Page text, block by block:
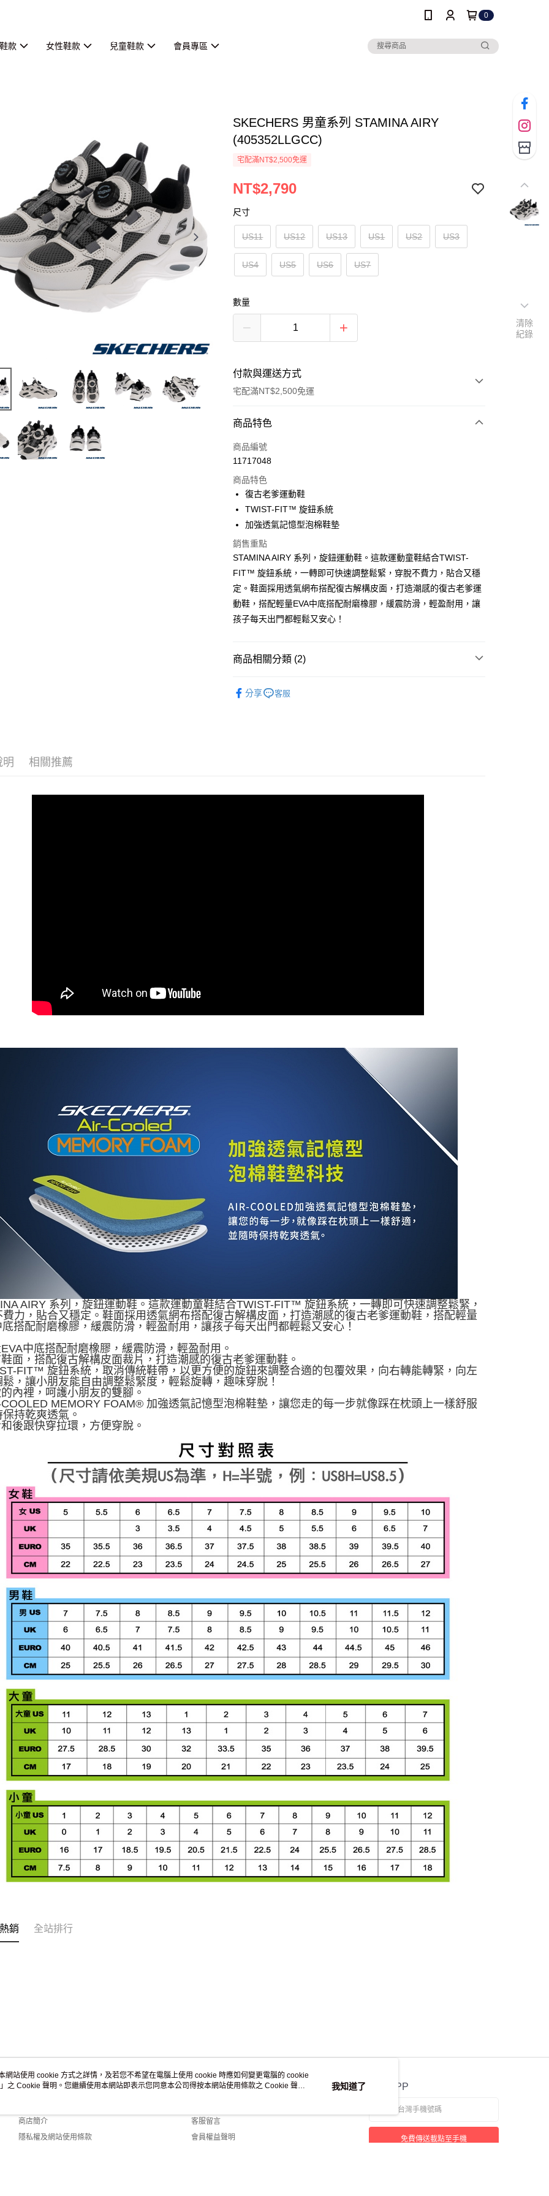
0
款 女性鞋款 兒童鞋款 會員專區
SKECHERS 男童系列 STAMINA AIRY
(405352LLGCC)
宅配滿NT$2,500免運
NT$2,790
尺寸
US11 US12 US13 US1 US2 US3
US4 US5 US6 US7
數量
付款與運送方式
宅配滿NT$2,500免運
付款方式
信用卡一次付款
大哥付你分期
相關說明
1.本服務由台灣大哥大提供，台灣大哥大用戶可立即使用無須另外申請。
2.付款方式選擇「大哥付你分期」，訂單成立後會自動跳轉到大哥付的交易
流程，驗證手機門號後，選擇欲分期的期數、繳款截止日，確認付款後即
完成交易。
3.實際核准額度、可分期數及費用金額請依後續交易確認頁面所載為準。
4.訂單成立30分鐘內，如未前往確認交易或遇審核未通過，訂單將自動取
消。如遇「轉專審核」未通過狀況，表示未達大哥付你分期系統評分，恕
無法說明評估內容。
【繳款方式說明】
帳／街口支付／iPASS MONEY」等通路繳費。
1.本服務係由「台灣大哥大股份有限公司」（以下簡稱本公司）所提供，讓
ATM付款
宅配
每筆NT$100，滿NT$2,500(含以上)免運費
商品特色
商品編號
11717048
商品特色
復古老爹運動鞋
TWIST-FIT™ 旋鈕系統
加強透氣記憶型泡棉鞋墊
銷售重點
STAMINA AIRY 系列，旋鈕運動鞋。這款運動童鞋結合TWIST-
FIT™ 旋鈕系統，一轉即可快速調整鬆緊，穿脫不費力，貼合又穩
定。鞋面採用透氣網布搭配復古解構皮面，打造潮感的復古老爹運
動鞋，搭配輕量EVA中底搭配耐磨橡膠，緩震防滑，輕盈耐用，讓
孩子每天出門都輕鬆又安心！
商品相關分類 (2)
分享 客服
明 相關推薦
AIRY 系列，旋鈕運動鞋。這款運動童鞋結合TWIST-FIT™ 旋鈕系統，一轉即可快速調整鬆緊，
費力，貼合又穩定。鞋面採用透氣網布搭配復古解構皮面，打造潮感的復古老爹運動鞋，搭配輕量
底搭配耐磨橡膠，緩震防滑，輕盈耐用，讓孩子每天出門都輕鬆又安心！
中底搭配耐磨橡膠，緩震防滑，輕盈耐用。
面，搭配復古解構皮面裁片，打造潮感的復古老爹運動鞋。
FIT™ 旋鈕系統，取消傳統鞋帶，以更方便的旋鈕來調整合適的包覆效果，向右轉能轉緊，向左
，讓小朋友能自由調整鬆緊度，輕鬆旋轉，趣味穿脫！
內裡，呵護小朋友的雙腳。
MEMORY FOAM® 加強透氣記憶型泡棉鞋墊，讓您走的每一步就像踩在枕頭上一樣舒服
持乾爽透氣。
後跟快穿拉環，方便穿脫。
銷 全站排行
關於我們
商店簡介
隱私權及網站使用條款
客服資訊
客服留言
會員權益聲明
官方APP
免費傳送載點至手機
清除
紀錄
網站使用 cookie 方式之詳情，及若您不希望在電腦上使用 cookie 時應如何變更電腦的 cookie
」之 Cookie 聲明。您繼續使用本網站即表示您同意本公司得按本網站使用條款之 Cookie 聲明
我知道了